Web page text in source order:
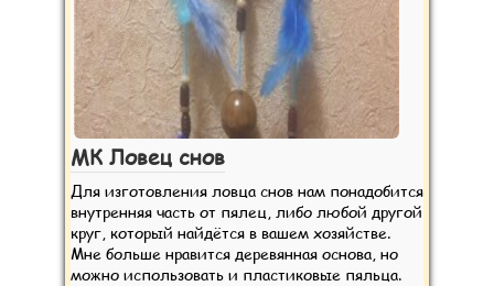
МК Ловец снов
Для изготовления ловца снов нам понадобится
внутренняя часть от пялец, либо любой другой
круг, который найдётся в вашем хозяйстве.
Мне больше нравится деревянная основа, но
можно использовать и пластиковые пяльца.